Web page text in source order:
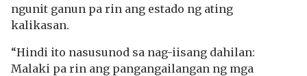
ngunit ganun pa rin ang estado ng ating
kalikasan.
“Hindi ito nasusunod sa nag-iisang dahilan:
Malaki pa rin ang pangangailangan ng mga